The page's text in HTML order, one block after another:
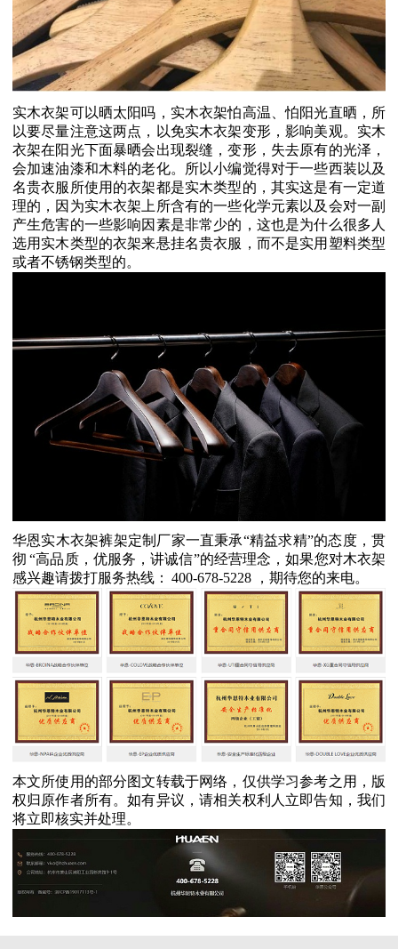
实木衣架可以晒太阳吗，实木衣架怕高温、怕阳光直晒，所
以要尽量注意这两点，以免实木衣架变形，影响美观。实木
衣架在阳光下面暴晒会出现裂缝，变形，失去原有的光泽，
会加速油漆和木料的老化。所以小编觉得对于一些西装以及
名贵衣服所使用的衣架都是实木类型的，其实这是有一定道
理的，因为实木衣架上所含有的一些化学元素以及会对一副
产生危害的一些影响因素是非常少的，这也是为什么很多人
选用实木类型的衣架来悬挂名贵衣服，而不是实用塑料类型
或者不锈钢类型的。
华恩实木衣架裤架定制厂家一直秉承“精益求精”的态度，贯
彻 “高品质，优服务，讲诚信”的经营理念，如果您对木衣架
感兴趣请拨打服务热线： 400-678-5228 ，期待您的来电。
本文所使用的部分图文转载于网络，仅供学习参考之用，版
权归原作者所有。如有异议，请相关权利人立即告知，我们
将立即核实并处理。